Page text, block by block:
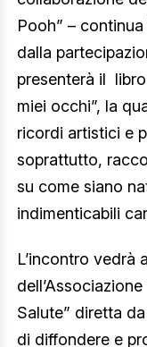
Pooh” –
dalla
presenterà il
miei occhi”, la
ricordi artistici e
soprattutto,
su come siano
indimenticabili
L’incontro vedrà
Salute” diretta
di diffondere e